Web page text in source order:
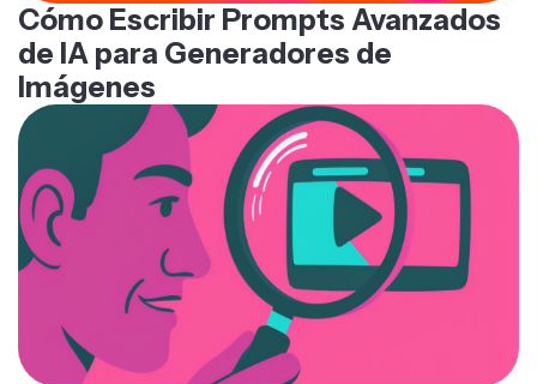
Cómo Escribir Prompts Avanzados
de IA para Generadores de
Imágenes